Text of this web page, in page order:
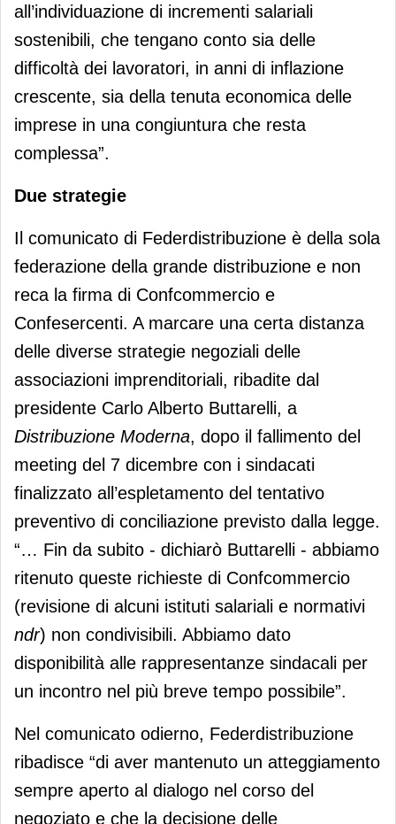
all’individuazione di incrementi salariali
sostenibili, che tengano conto sia delle
difficoltà dei lavoratori, in anni di inflazione
crescente, sia della tenuta economica delle
imprese in una congiuntura che resta
complessa”.
Due strategie
Il comunicato di Federdistribuzione è della sola
federazione della grande distribuzione e non
reca la firma di Confcommercio e
Confesercenti. A marcare una certa distanza
delle diverse strategie negoziali delle
associazioni imprenditoriali, ribadite dal
presidente Carlo Alberto Buttarelli, a
Distribuzione Moderna, dopo il fallimento del
meeting del 7 dicembre con i sindacati
finalizzato all’espletamento del tentativo
preventivo di conciliazione previsto dalla legge.
“… Fin da subito - dichiarò Buttarelli - abbiamo
ritenuto queste richieste di Confcommercio
(revisione di alcuni istituti salariali e normativi
ndr) non condivisibili. Abbiamo dato
disponibilità alle rappresentanze sindacali per
un incontro nel più breve tempo possibile”.
Nel comunicato odierno, Federdistribuzione
ribadisce “di aver mantenuto un atteggiamento
sempre aperto al dialogo nel corso del
negoziato e che la decisione delle